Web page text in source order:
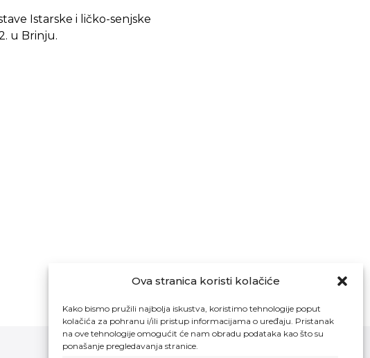
Ova stranica koristi kolačiće
Kako bismo pružili najbolja iskustva, koristimo tehnologije poput
kolačića za pohranu i/ili pristup informacijama o uređaju. Pristanak
na ove tehnologije omogućit će nam obradu podataka kao što su
ponašanje pregledavanja stranice.
Istarske i ličko-senjske
u Brinju.